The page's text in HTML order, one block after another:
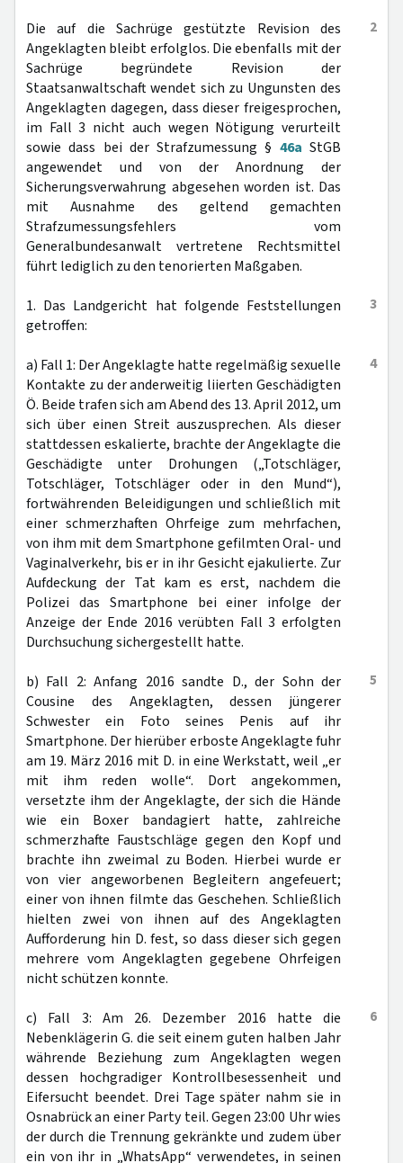
2
Die auf die Sachrüge gestützte Revision des
Angeklagten bleibt erfolglos. Die ebenfalls mit der
Sachrüge begründete Revision der
Staatsanwaltschaft wendet sich zu Ungunsten des
Angeklagten dagegen, dass dieser freigesprochen,
im Fall 3 nicht auch wegen Nötigung verurteilt
sowie dass bei der Strafzumessung § 46a StGB
angewendet und von der Anordnung der
Sicherungsverwahrung abgesehen worden ist. Das
mit Ausnahme des geltend gemachten
Strafzumessungsfehlers vom
Generalbundesanwalt vertretene Rechtsmittel
führt lediglich zu den tenorierten Maßgaben.
3
1. Das Landgericht hat folgende Feststellungen
getroffen:
4
a) Fall 1: Der Angeklagte hatte regelmäßig sexuelle
Kontakte zu der anderweitig liierten Geschädigten
Ö. Beide trafen sich am Abend des 13. April 2012, um
sich über einen Streit auszusprechen. Als dieser
stattdessen eskalierte, brachte der Angeklagte die
Geschädigte unter Drohungen („Totschläger,
Totschläger, Totschläger oder in den Mund“),
fortwährenden Beleidigungen und schließlich mit
einer schmerzhaften Ohrfeige zum mehrfachen,
von ihm mit dem Smartphone gefilmten Oral- und
Vaginalverkehr, bis er in ihr Gesicht ejakulierte. Zur
Aufdeckung der Tat kam es erst, nachdem die
Polizei das Smartphone bei einer infolge der
Anzeige der Ende 2016 verübten Fall 3 erfolgten
Durchsuchung sichergestellt hatte.
5
b) Fall 2: Anfang 2016 sandte D., der Sohn der
Cousine des Angeklagten, dessen jüngerer
Schwester ein Foto seines Penis auf ihr
Smartphone. Der hierüber erboste Angeklagte fuhr
am 19. März 2016 mit D. in eine Werkstatt, weil „er
mit ihm reden wolle“. Dort angekommen,
versetzte ihm der Angeklagte, der sich die Hände
wie ein Boxer bandagiert hatte, zahlreiche
schmerzhafte Faustschläge gegen den Kopf und
brachte ihn zweimal zu Boden. Hierbei wurde er
von vier angeworbenen Begleitern angefeuert;
einer von ihnen filmte das Geschehen. Schließlich
hielten zwei von ihnen auf des Angeklagten
Aufforderung hin D. fest, so dass dieser sich gegen
mehrere vom Angeklagten gegebene Ohrfeigen
nicht schützen konnte.
6
c) Fall 3: Am 26. Dezember 2016 hatte die
Nebenklägerin G. die seit einem guten halben Jahr
währende Beziehung zum Angeklagten wegen
dessen hochgradiger Kontrollbesessenheit und
Eifersucht beendet. Drei Tage später nahm sie in
Osnabrück an einer Party teil. Gegen 23:00 Uhr wies
der durch die Trennung gekränkte und zudem über
ein von ihr in „WhatsApp“ verwendetes, in seinen